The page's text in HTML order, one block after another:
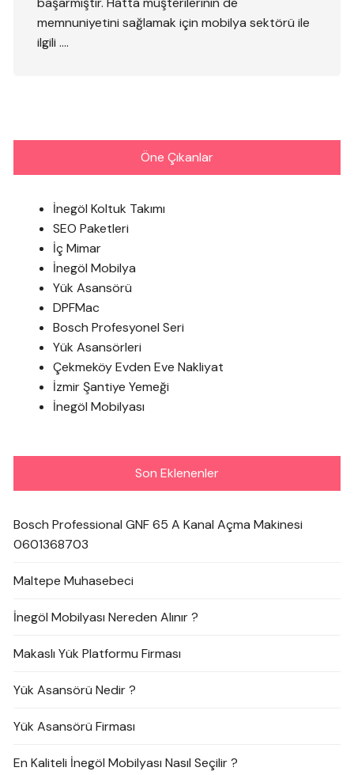
memnuniyetini sağlamak için mobilya sektörü ile
ilgili ….
Öne Çıkanlar
İnegöl Koltuk Takımı
SEO Paketleri
İç Mimar
İnegöl Mobilya
Yük Asansörü
DPFMac
Bosch Profesyonel Seri
Yük Asansörleri
Çekmeköy Evden Eve Nakliyat
İzmir Şantiye Yemeği
İnegöl Mobilyası
Son Eklenenler
Bosch Professional GNF 65 A Kanal Açma Makinesi
0601368703
Maltepe Muhasebeci
İnegöl Mobilyası Nereden Alınır ?
Makaslı Yük Platformu Firması
Yük Asansörü Nedir ?
Yük Asansörü Firması
En Kaliteli İnegöl Mobilyası Nasıl Seçilir ?